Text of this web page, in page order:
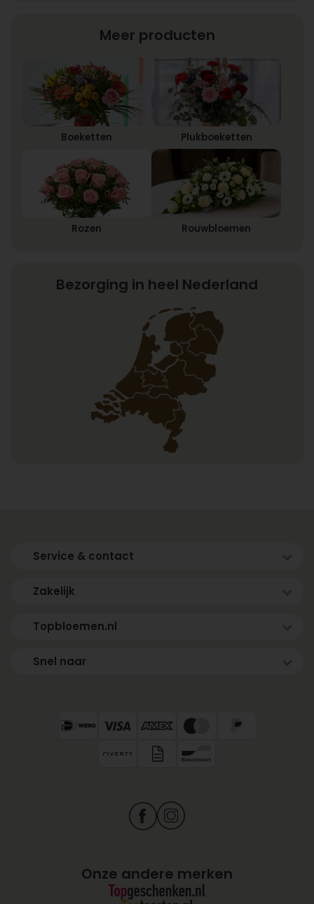
Meer producten
Boeketten Plukboeketten
Rozen Rouwbloemen
Bezorging in heel Nederland
Service & contact
Zakelijk
Topbloemen.nl
Snel naar
Onze andere merken